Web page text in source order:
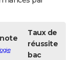
Taux de
réussite
bac